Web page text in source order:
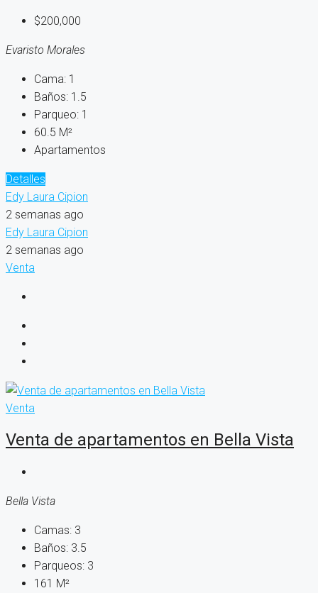
$200,000
Evaristo Morales
Cama: 1
Baños: 1.5
Parqueo: 1
60.5 M²
Apartamentos
Detalles
Edy Laura Cipion
2 semanas ago
Edy Laura Cipion
2 semanas ago
Venta
Venta
Venta de apartamentos en Bella Vista
Bella Vista
Camas: 3
Baños: 3.5
Parqueos: 3
161 M²